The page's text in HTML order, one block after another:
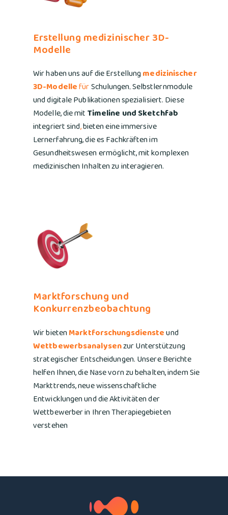
Erstellung medizinischer 3D-
Modelle
Wir haben uns auf die Erstellungmedizinischer
3D-ModellefürSchulungen, Selbstlernmodule
und digitale Publikationen spezialisiert. Diese
Modelle, die mit Timeline und Sketchfab
integriert sind,bieten eine immersive
Lernerfahrung, die es Fachkräften im
Gesundheitswesen ermöglicht, mit komplexen
medizinischen Inhalten zu interagieren.
Marktforschung und
Konkurrenzbeobachtung
Wir bietenMarktforschungsdiensteund
Wettbewerbsanalysenzur Unterstützung
strategischer Entscheidungen. Unsere Berichte
helfen Ihnen, die Nase vorn zu behalten, indem Sie
Markttrends, neue wissenschaftliche
Entwicklungen und die Aktivitäten der
Wettbewerber in Ihren Therapiegebieten
verstehen